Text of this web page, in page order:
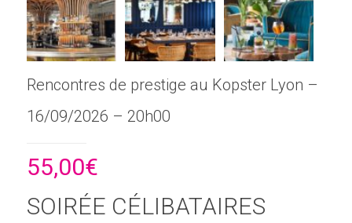
Rencontres de prestige au Kopster Lyon –
16/09/2026 – 20h00
55,00€
SOIRÉE CÉLIBATAIRES